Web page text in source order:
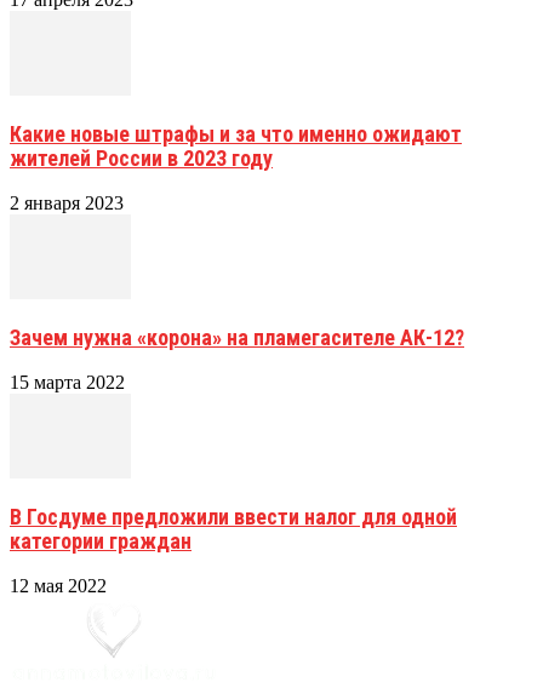
Какие новые штрафы и за что именно ожидают
жителей России в 2023 году
2 января 2023
Зачем нужна «корона» на пламегасителе АК-12?
15 марта 2022
В Госдуме предложили ввести налог для одной
категории граждан
12 мая 2022